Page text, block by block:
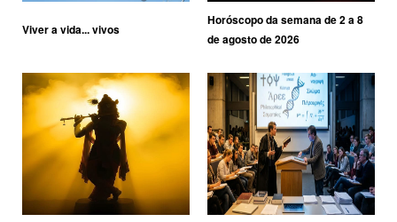
Viver a vida... vivos
Horóscopo da semana de 2 a 8
de agosto de 2026